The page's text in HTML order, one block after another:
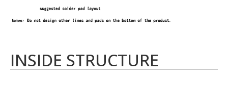
INSIDE STRUCTURE